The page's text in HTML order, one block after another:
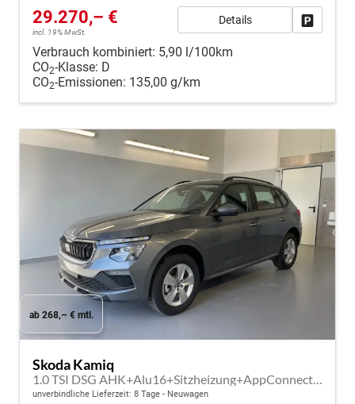
29.270,– €
incl. 19% MwSt.
Details
Verbrauch kombiniert: 5,90 l/100km
CO2-Klasse: D
CO2-Emissionen: 135,00 g/km
ab 268,– € mtl.
Skoda Kamiq
1.0 TSI DSG AHK+Alu16+Sitzheizung+AppConnect+GV5+LED+Nebel+Klima
unverbindliche Lieferzeit: 8 Tage Neuwagen